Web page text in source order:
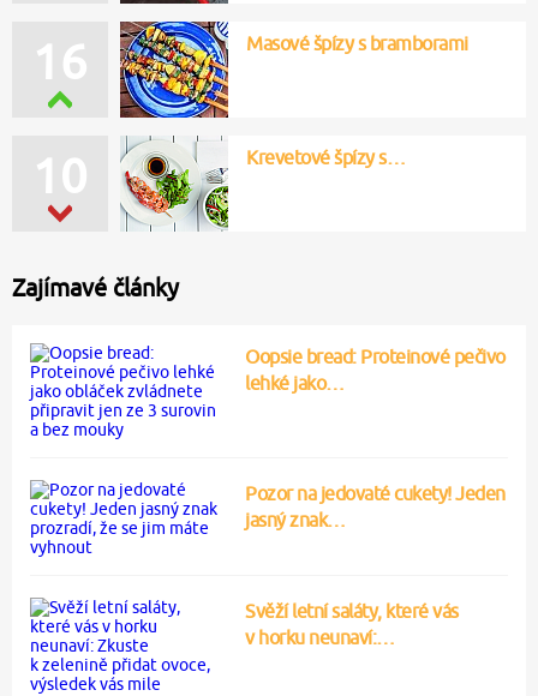
16 Masové špízy s bramborami
10 Krevetové špízy s…
Zajímavé články
Oopsie bread: Proteinové pečivo
lehké jako…
Pozor na jedovaté cukety! Jeden
jasný znak…
Svěží letní saláty, které vás
v horku neunaví:…